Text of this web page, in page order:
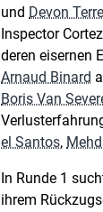
und Devon
Inspector
deren eisernen
Arnaud Binard
Boris Van
el Santos,
In Runde 1
ihrem